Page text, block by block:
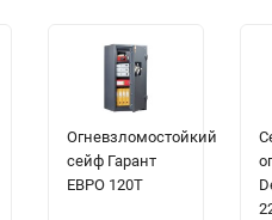
Огневзломостойкий
сейф Гарант
ЕВРО 120T